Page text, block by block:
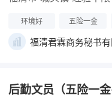
环境好 五险一金
福清君霖商务秘书有
后勤文员（五险一金